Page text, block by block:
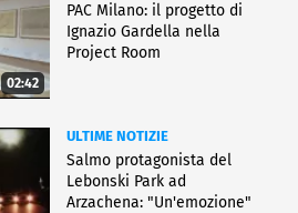
02:42
PAC Milano: il progetto di
Ignazio Gardella nella
Project Room
ULTIME NOTIZIE
Salmo protagonista del
Lebonski Park ad
Arzachena: "Un'emozione"